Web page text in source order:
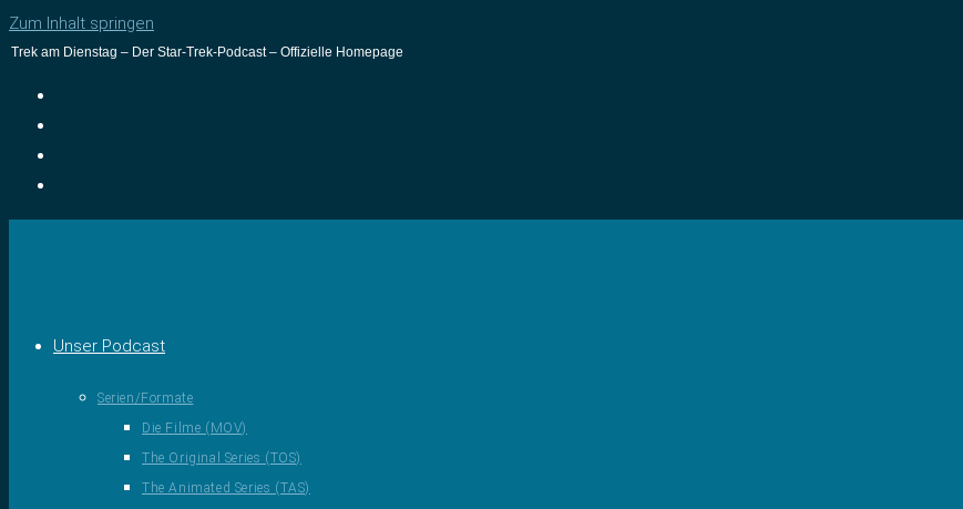
Zum Inhalt springen
Trek am Dienstag – Der Star-Trek-Podcast – Offizielle Homepage
Unser Podcast
Serien/Formate
Die Filme (MOV)
The Original Series (TOS)
The Animated Series (TAS)